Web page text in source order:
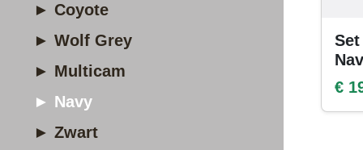
► Coyote
► Wolf Grey
► Multicam
► Navy
► Zwart
€